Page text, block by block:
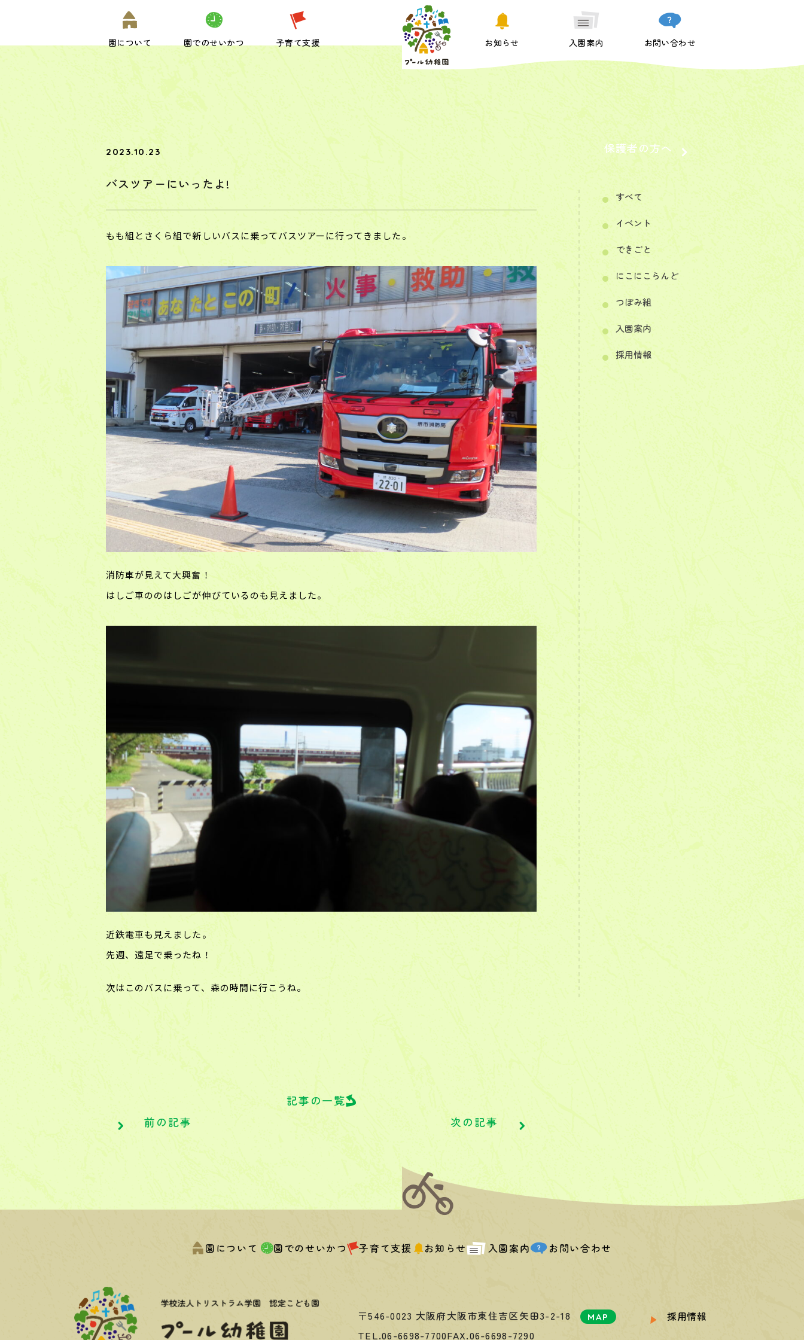
園について 園でのせいかつ 子育て支援 お知らせ 入園案内 お問い合わせ
2023.10.23
バスツアーにいったよ!
もも組とさくら組で新しいバスに乗ってバスツアーに行ってきました。
消防車が見えて大興奮！
はしご車ののはしごが伸びているのも見えました。
近鉄電車も見えました。
先週、遠足で乗ったね！
次はこのバスに乗って、森の時間に行こうね。
保護者の方へ
すべて
イベント
できごと
にこにこらんど
つぼみ組
入園案内
採用情報
前の記事
記事の一覧
次の記事
園について 園でのせいかつ 子育て支援 お知らせ 入園案内 お問い合わせ
〒546-0023 大阪府大阪市東住吉区矢田3-2-18 MAP
TEL.06-6698-7700FAX.06-6698-7290
採用情報